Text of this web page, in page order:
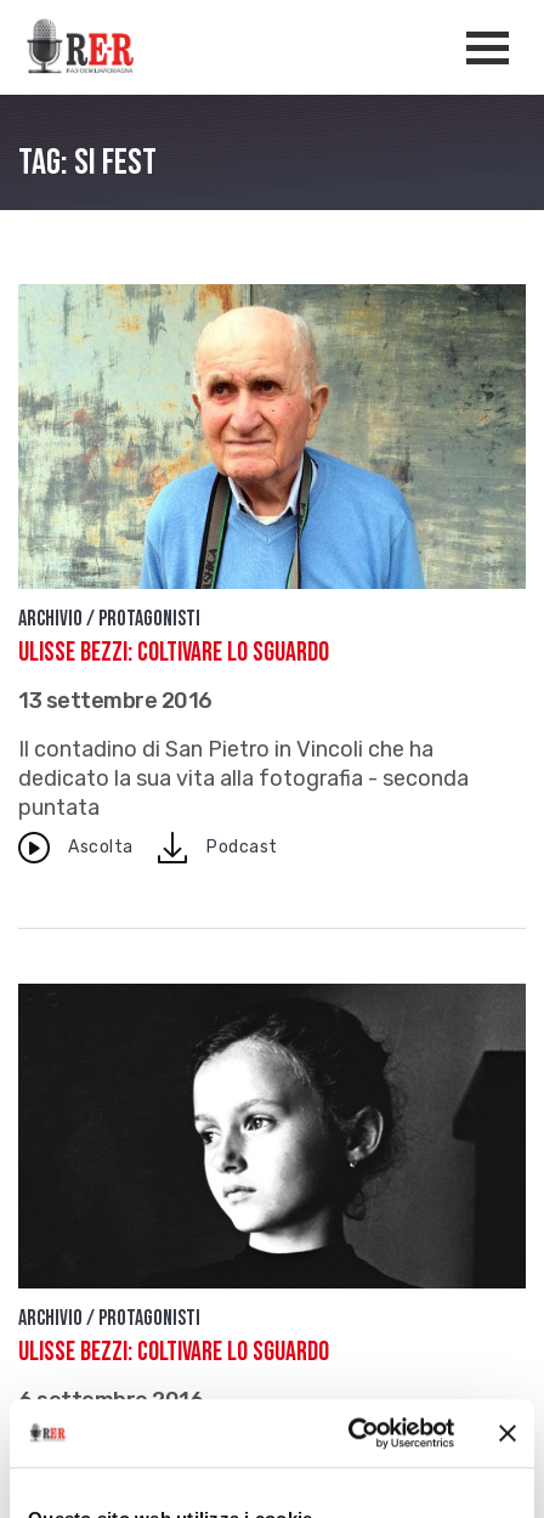
Salta al contenuto principale
Tag: SI Fest
Archivio / Protagonisti
Ulisse Bezzi: coltivare lo sguardo
13 settembre 2016
Il contadino di San Pietro in Vincoli che ha
dedicato la sua vita alla fotografia - seconda
puntata
Ascolta downloadPodcast
Archivio / Protagonisti
Ulisse Bezzi: coltivare lo sguardo
6 settembre 2016
Il contadino di San Pietro in Vincoli che ha